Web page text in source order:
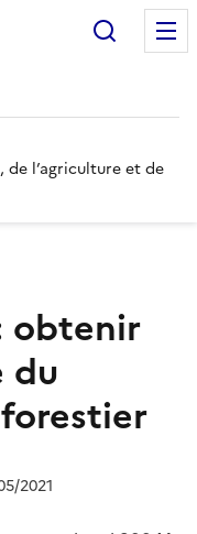
l’agriculture et de
obtenir
du
2021